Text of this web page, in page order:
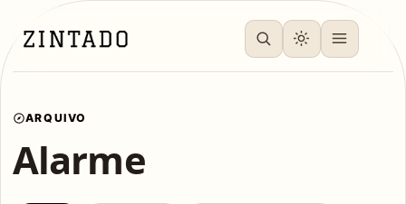
ARQUIVO
Alarme